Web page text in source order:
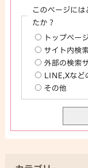
このページに
たか？
トップペー
サイト内検
外部の検索
LINE,Xなど
その他